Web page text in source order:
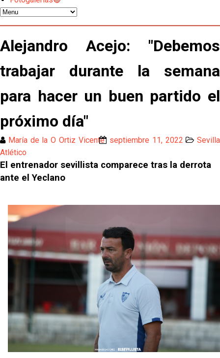
El Sevilla mueve ficha por Robbie Ure: la opción 'A'
para el ataque nervionense
Los contratiempos para García Plaza por la mala
gestión de un inválido Consejo
El Sevilla C se queda en Tercera Federación
Atlético y Getafe agitan el mercado de LaLiga
Luis García Plaza: No sufrir ya es un paso adelante
El Sevilla FC plantea ampliar hasta cinco fichajes
más antes del cierre
contrato con el Genoa
Kochorashvili, seria opción para reforzar el centro
del campo sevillista
Sow muy cerca de cerrar su traspaso al Genoa
Oso es el siguiente en la lista para salir
Banquillos confirmados: así queda la cantera del
Sevilla Femenino para la 2026/27
Alejandro Acejo: "Debemos
trabajar durante la semana
para hacer un buen partido el
próximo día"
María de la O Ortiz Vicente septiembre 11, 2022
Sevilla
Atlético
El entrenador sevillista comparece tras la derrota
ante el Yeclano